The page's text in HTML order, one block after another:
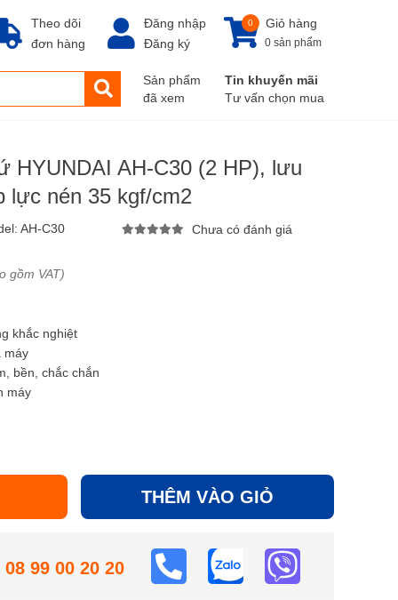
Theo dõi
đơn hàng
Đăng nhập
Đăng ký
Giỏ hàng
0
0 sản phẩm
Sản phẩm
đã xem
Tin khuyến mãi
Tư vấn chọn mua
HYUNDAI AH-C30 (2 HP), lưu
lực nén 35 kgf/cm2
AH-C30 Chưa có đánh giá
gồm VAT)
khắc nghiệt
máy
bền, chắc chắn
máy
THÊM VÀO GIỎ
08 99 00 20 20